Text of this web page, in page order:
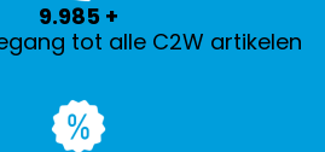
tot alle C2W artikelen
10.000 +